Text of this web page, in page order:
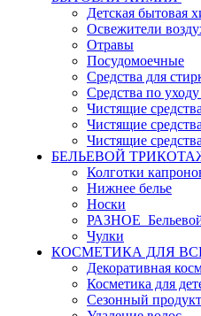
Детская бытовая
Освежители
Отравы
Посудомоечные
Средства для
Средства по
Чистящие
Чистящие
Чистящие
БЕЛЬЕВОЙ
Колготки
Нижнее белье
Носки
Чулки
КОСМЕТИКА ДЛЯ
Декоративная
Косметика для
Сезонный продукт